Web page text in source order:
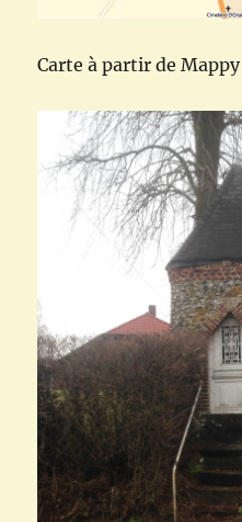
Carte à partir de Mappy